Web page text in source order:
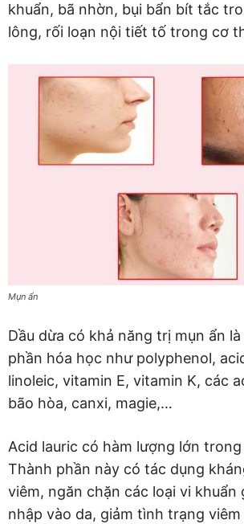
khuẩn, bã nhờn, bụi bẩn bít tắc
lông, rối loạn nội tiết tố trong cơ
Mụn ẩn
Dầu dừa có khả năng trị mụn ẩn
phần hóa học như polyphenol,
linoleic, vitamin E, vitamin K, các
bão hòa, canxi, magie,…
Acid lauric có hàm lượng lớn trong
Thành phần này có tác dụng
viêm, ngăn chặn các loại vi khuẩn
nhập vào da, giảm tình trạng